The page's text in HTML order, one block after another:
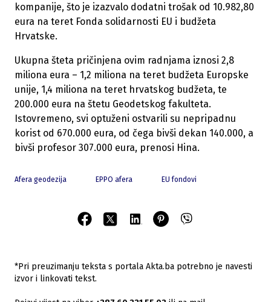
kompanije, što je izazvalo dodatni trošak od 10.982,80
eura na teret Fonda solidarnosti EU i budžeta
Hrvatske.
Ukupna šteta pričinjena ovim radnjama iznosi 2,8
miliona eura – 1,2 miliona na teret budžeta Europske
unije, 1,4 miliona na teret hrvatskog budžeta, te
200.000 eura na štetu Geodetskog fakulteta.
Istovremeno, svi optuženi ostvarili su nepripadnu
korist od 670.000 eura, od čega bivši dekan 140.000, a
bivši profesor 307.000 eura, prenosi Hina.
Afera geodezija EPPO afera EU fondovi
*Pri preuzimanju teksta s portala Akta.ba potrebno je navesti
izvor i linkovati tekst.